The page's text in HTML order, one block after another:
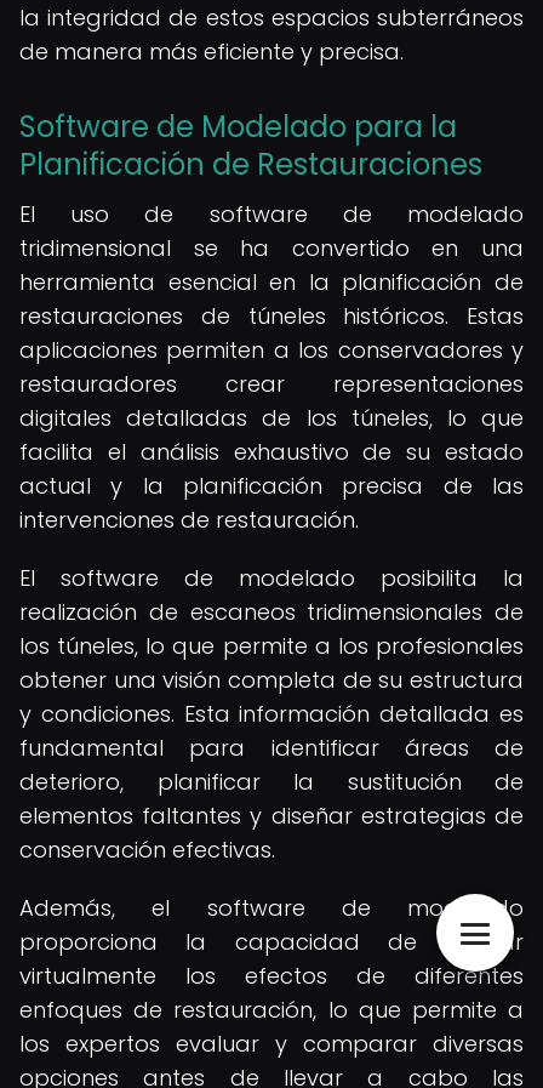
la integridad de estos espacios subterráneos
de manera más eficiente y precisa.
Software de Modelado para la
Planificación de Restauraciones
El uso de software de modelado
tridimensional se ha convertido en una
herramienta esencial en la planificación de
restauraciones de túneles históricos. Estas
aplicaciones permiten a los conservadores y
restauradores crear representaciones
digitales detalladas de los túneles, lo que
facilita el análisis exhaustivo de su estado
actual y la planificación precisa de las
intervenciones de restauración.
El software de modelado posibilita la
realización de escaneos tridimensionales de
los túneles, lo que permite a los profesionales
obtener una visión completa de su estructura
y condiciones. Esta información detallada es
fundamental para identificar áreas de
deterioro, planificar la sustitución de
elementos faltantes y diseñar estrategias de
conservación efectivas.
Además, el software de modelado
proporciona la capacidad de simular
virtualmente los efectos de diferentes
enfoques de restauración, lo que permite a
los expertos evaluar y comparar diversas
opciones antes de llevar a cabo las